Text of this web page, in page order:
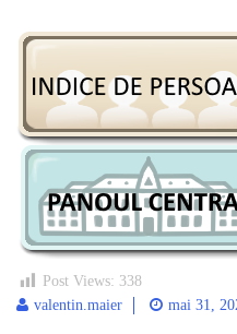
Post Views: 338
valentin.maier
mai 31,